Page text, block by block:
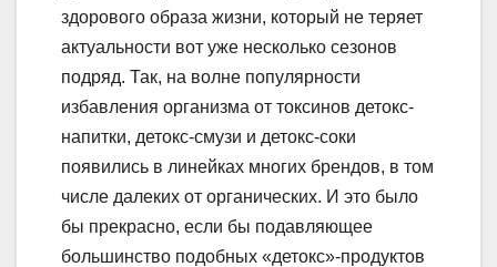
здорового образа жизни, который не теряет
актуальности вот уже несколько сезонов
подряд. Так, на волне популярности
избавления организма от токсинов детокс-
напитки, детокс-смузи и детокс-соки
появились в линейках многих брендов, в том
числе далеких от органических. И это было
бы прекрасно, если бы подавляющее
большинство подобных «детокс»-продуктов